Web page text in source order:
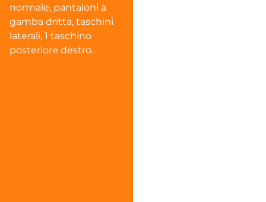
normale, pantaloni a
gamba dritta, taschini
laterali, 1 taschino
posteriore destro.